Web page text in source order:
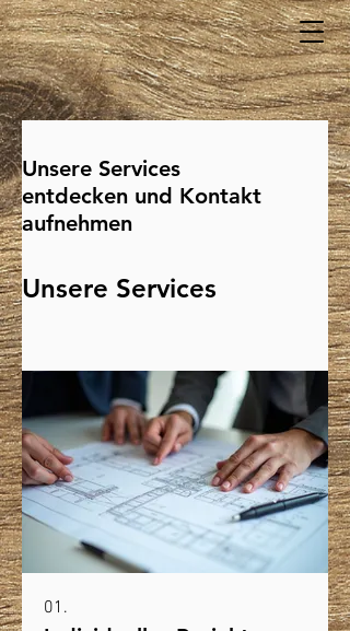
Unsere Services
entdecken und Kontakt
aufnehmen
Unsere Services
01.